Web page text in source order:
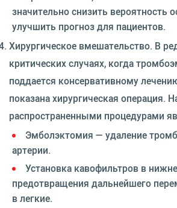
значительно снизить вероятность
улучшить прогноз для пациентов.
Хирургическое вмешательство. В
критических случаях, когда
поддается консервативному
показана хирургическая операция.
распространенными процедурами
Эмболэктомия — удаление
артерии.
Установка кавофильтров в
предотвращения дальнейшего
в легкие.